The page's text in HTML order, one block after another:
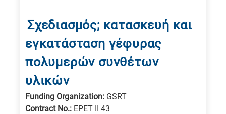
Σχεδιασμός; κατασκευή και
εγκατάσταση γέφυρας
πολυμερών συνθέτων
υλικών
Funding Organization: GSRT
Contract No.: EPET II 43